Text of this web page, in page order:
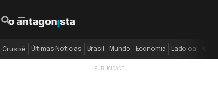
Crusoé Últimas Notícias Brasil Mundo Economia Lado oa!